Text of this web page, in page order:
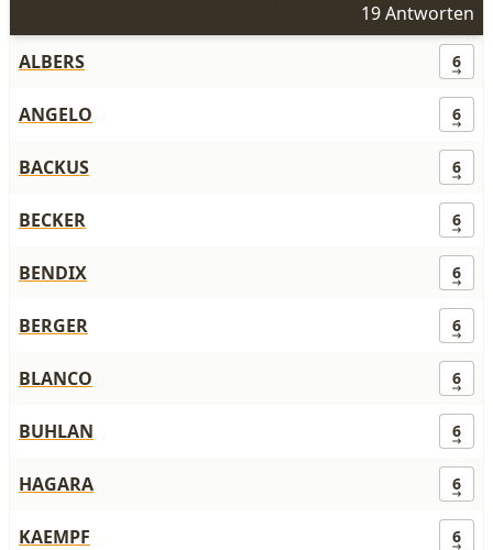
19 Antworten
ALBERS
6
ANGELO 6
BACKUS 6
BECKER 6
BENDIX 6
BERGER 6
BLANCO 6
BUHLAN 6
HAGARA 6
KAEMPF 6